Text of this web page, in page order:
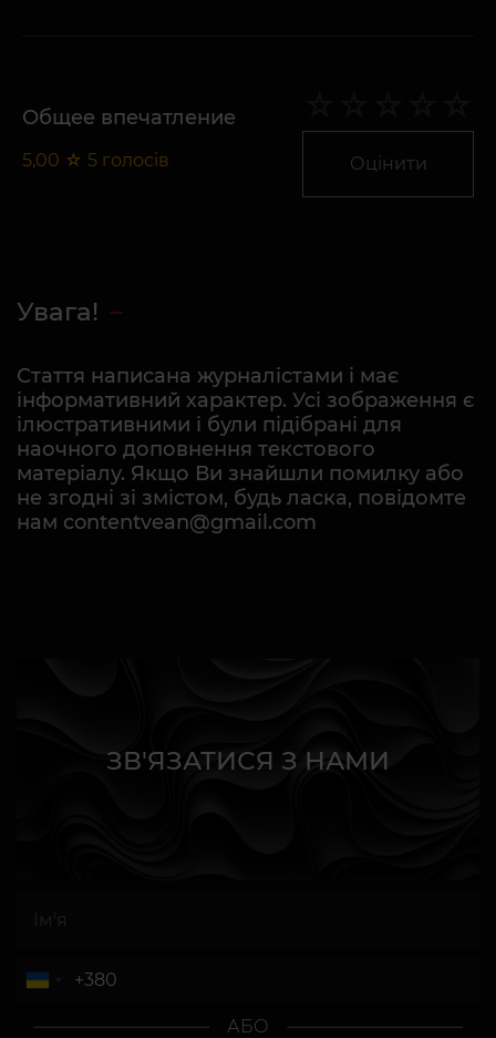
Общее впечатление
5,00 ☆ 5 голосів Оцінити
Увага!
Стаття написана журналістами і має
інформативний характер. Усі зображення є
ілюстративними і були підібрані для
наочного доповнення текстового
матеріалу. Якщо Ви знайшли помилку або
не згодні зі змістом, будь ласка, повідомте
нам contentvean@gmail.com
ЗВ'ЯЗАТИСЯ З НАМИ
АБО